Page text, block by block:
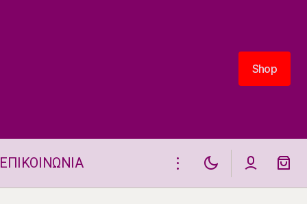
Shop
Shop
ΕΠΙΚΟΙΝΩΝΙΑ